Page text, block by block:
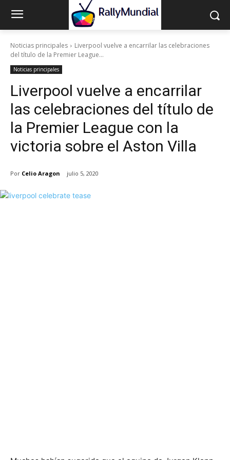
Noticias principales
Liverpool vuelve a encarrilar las celebraciones
del título de la Premier League...
Noticias principales
Liverpool vuelve a encarrilar
las celebraciones del título de
la Premier League con la
victoria sobre el Aston Villa
Por Celio Aragon julio 5, 2020